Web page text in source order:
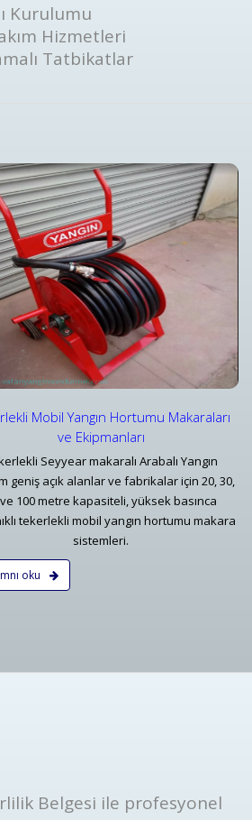
Kurulumu
Hizmetleri
Tatbikatlar
Mobil Yangın Hortumu Makaraları
ve Ekipmanları
Seyyear makaralı Arabalı Yangın
geniş açık alanlar ve fabrikalar için 20, 30,
100 metre kapasiteli, yüksek basınca
tekerlekli mobil yangın hortumu makara
sistemleri.
oku
Tüp Bölmeli Sıva Üstü Yangın Dolabı
Bursa Tüp Bölmeli Sıva Üstü Yangın Dolabı Fiyatları
Detaylar
Belgesi ile profesyonel